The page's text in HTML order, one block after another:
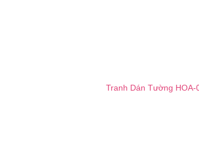
Tranh Dán Tường HOA-